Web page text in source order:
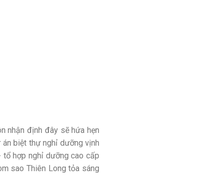
nhận định đây sẽ hứa hẹn
biệt thự nghỉ dưỡng vịnh
hợp nghỉ dưỡng cao cấp
sao Thiên Long tỏa sáng